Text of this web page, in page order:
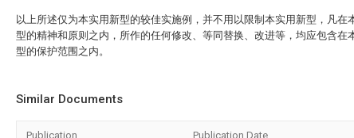
以上所述仅为本实用新型的较佳实施例，并不用以限制本实用新型，凡在
型的精神和原则之内，所作的任何修改、等同替换、改进等，均应包含在
型的保护范围之内。
Similar Documents
Publication Publication Date